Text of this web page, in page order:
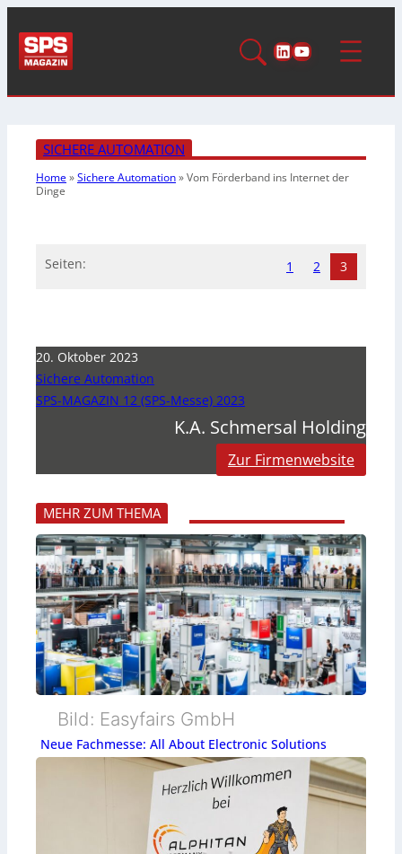
LinkedIn
YouTube
SICHERE AUTOMATION
Home»Sichere Automation»Vom Förderband ins Internetder
Dinge
Seiten: 1 2 3
20. Oktober 2023
Sichere Automation
SPS-MAGAZIN 12 (SPS-Messe) 2023
K.A. Schmersal Holding
Zur Firmenwebsite
MEHR ZUM THEMA
Bild: Easyfairs GmbH
Neue Fachmesse: All About Electronic Solutions